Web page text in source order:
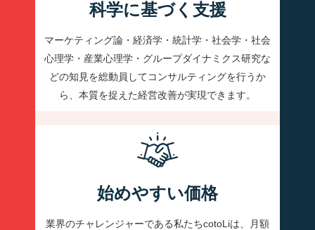
科学に基づく支援
マーケティング論・経済学・統計学・社会学・社会
心理学・産業心理学・グループダイナミクス研究な
どの知見を総動員してコンサルティングを行うか
ら、本質を捉えた経営改善が実現できます。
始めやすい価格
業界のチャレンジャーである私たちcotoLiは、月額